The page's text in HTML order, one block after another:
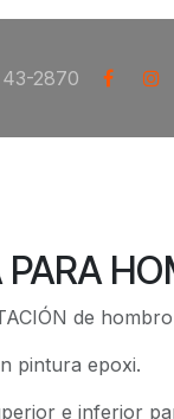
2870
PARA
de hombro
pintura epoxi.
e inferior